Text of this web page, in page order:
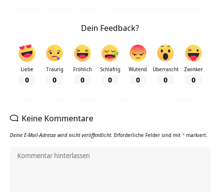
Dein Feedback?
Liebe
0
Traurig
0
Fröhlich
0
Schläfrig
0
Wütend
0
Überrascht
0
Zwinker
0
Keine Kommentare
Deine E-Mail-Adresse wird nicht veröffentlicht. Erforderliche Felder sind mit * markiert.